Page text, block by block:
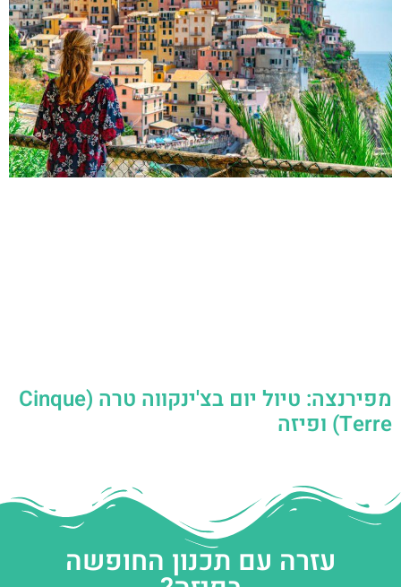
מפירנצה: טיול יום בצ'ינקווה טרה (Cinque
Terre) ופיזה
עזרה עם תכנון החופשה